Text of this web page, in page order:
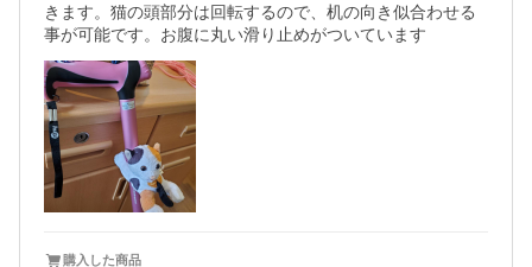
きます。猫の頭部分は回転するので、机の向き似合わせる
事が可能です。お腹に丸い滑り止めがついています
購入した商品